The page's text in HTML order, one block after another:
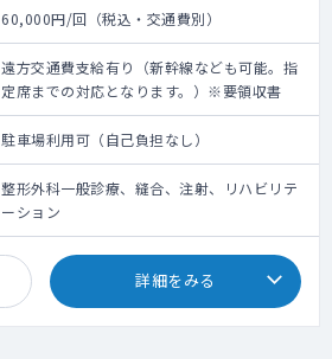
60,000円/回（税込・交通費別）
遠方交通費支給有り（新幹線なども可能。指
定席までの対応となります。）※要領収書
駐車場利用可（自己負担なし）
整形外科一般診療、縫合、注射、リハビリテ
ーション
詳細をみる